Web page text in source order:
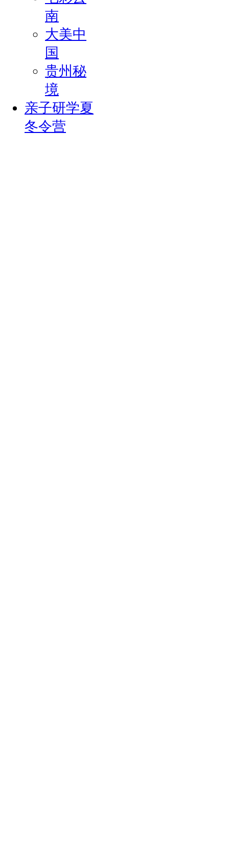
南
大美中
国
贵州秘
境
亲子研学夏
冬令营